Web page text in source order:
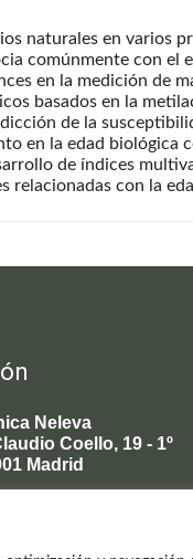
naturales en varios
comúnmente con el
en la medición de
basados en la
de la
en la edad biológica
de índices
relacionadas con la
Neleva
Coello, 19 - 1º
Madrid